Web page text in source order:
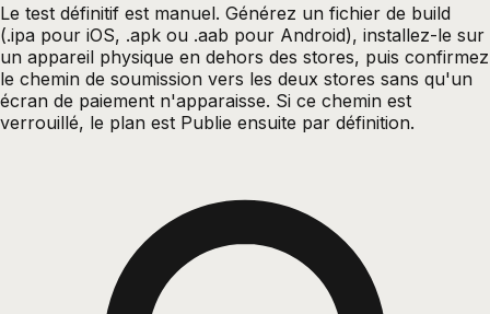
Le test définitif est manuel. Générez un fichier de build
(.ipa pour iOS, .apk ou .aab pour Android), installez-le sur
un appareil physique en dehors des stores, puis confirmez
le chemin de soumission vers les deux stores sans qu'un
écran de paiement n'apparaisse. Si ce chemin est
verrouillé, le plan est Publie ensuite par définition.